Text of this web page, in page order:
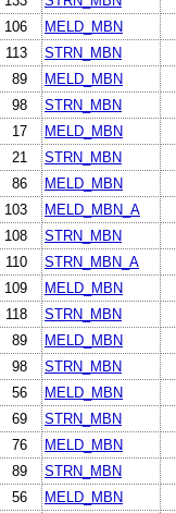
106 MELD_MBN
113 STRN_MBN
89 MELD_MBN
98 STRN_MBN
17 MELD_MBN
21 STRN_MBN
86 MELD_MBN
103 MELD_MBN_A
108 STRN_MBN
110 STRN_MBN_A
109 MELD_MBN
118 STRN_MBN
89 MELD_MBN
98 STRN_MBN
56 MELD_MBN
69 STRN_MBN
76 MELD_MBN
89 STRN_MBN
56 MELD_MBN